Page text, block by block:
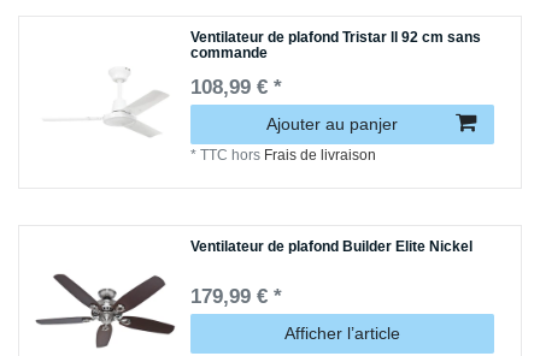
Ventilateur de plafond Tristar ll 92 cm sans
commande
108,99 € *
Ajouter au panjer
*TTC hors Frais de livraison
Ventilateur de plafond Builder Elite Nickel
179,99 € *
Afficher l’article